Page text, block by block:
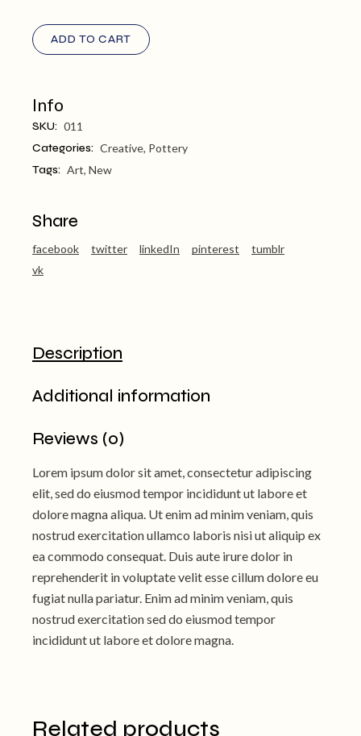
ADD TO CART
Info
SKU: 011
Categories: Creative, Pottery
Tags: Art,New
Share
facebook twitter linkedIn pinterest
tumblr
vk
Description
Additional information
Reviews (0)
Lorem ipsum dolor sit amet, consectetur adipiscing
elit, sed do eiusmod tempor incididunt ut labore et
dolore magna aliqua. Ut enim ad minim veniam, quis
nostrud exercitation ullamco laboris nisi ut aliquip ex
ea commodo consequat. Duis aute irure dolor in
reprehenderit in voluptate velit esse cillum dolore eu
fugiat nulla pariatur. Enim ad minim veniam, quis
nostrud exercitation sed do eiusmod tempor
incididunt ut labore et dolore magna.
Related products